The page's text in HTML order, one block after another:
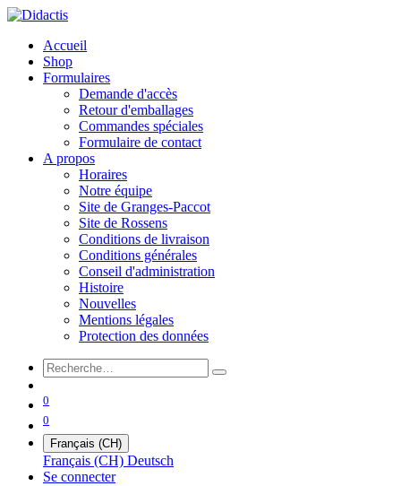
Accueil
Shop
Formulaires
Demande d'accès
Retour d'emballages
Commandes spéciales
Formulaire de contact
A propos
Horaires
Notre équipe
Site de Granges-Paccot
Site de Rossens
Conditions de livraison
Conditions générales
Conseil d'administration
Histoire
Nouvelles
Mentions légales
Protection des données
0
0
Français (CH)
Français (CH) Deutsch
Se connecter